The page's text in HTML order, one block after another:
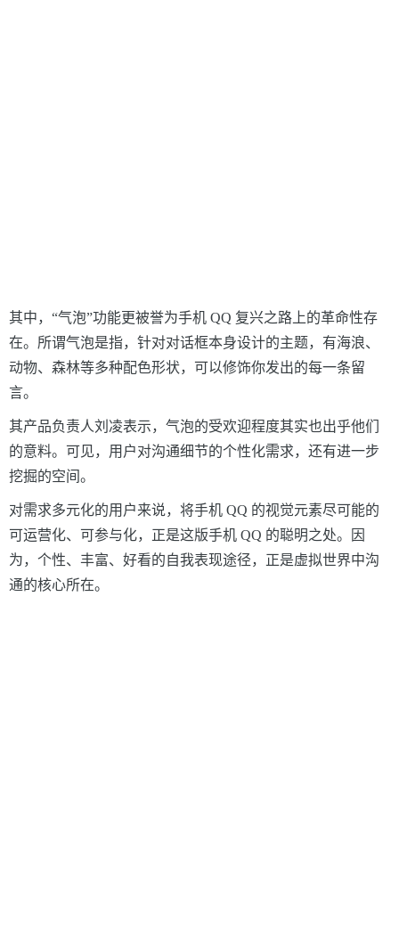
其中，“气泡”功能更被誉为手机 QQ 复兴之路上的革命性存
在。所谓气泡是指，针对对话框本身设计的主题，有海浪、
动物、森林等多种配色形状，可以修饰你发出的每一条留
言。
其产品负责人刘凌表示，气泡的受欢迎程度其实也出乎他们
的意料。可见，用户对沟通细节的个性化需求，还有进一步
挖掘的空间。
对需求多元化的用户来说，将手机 QQ 的视觉元素尽可能的
可运营化、可参与化，正是这版手机 QQ 的聪明之处。因
为，个性、丰富、好看的自我表现途径，正是虚拟世界中沟
通的核心所在。